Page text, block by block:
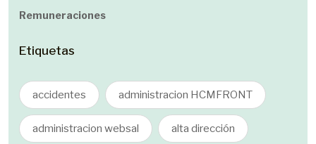
Remuneraciones
Etiquetas
accidentes administracion HCMFRONT
administracion websal alta dirección